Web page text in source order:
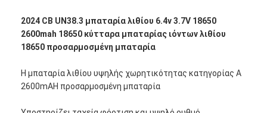
2024 CB UN38.3 μπαταρία λιθίου 6.4v 3.7V 18650
2600mah 18650 κύτταρα μπαταρίας ιόντων λιθίου
18650 προσαρμοσμένη μπαταρία
Η μπαταρία λιθίου υψηλής χωρητικότητας κατηγορίας Α
2600mAH προσαρμοσμένη μπαταρία